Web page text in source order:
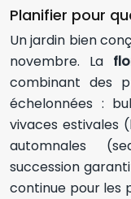
Planifier pour
Un jardin bien
novembre. La
combinant des
échelonnées :
vivaces estivales
automnales
succession
continue pour les